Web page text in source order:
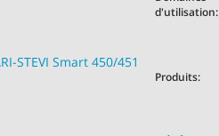
d'utilisation:
Produits: